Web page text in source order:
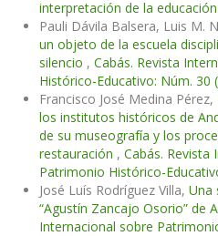
interpretación de la
Pauli Dávila Balsera, Luis M.
un objeto de la escuela
silencio , Cabás. Revista
Histórico-Educativo: Núm. 30
Francisco José Medina Pérez,
los institutos históricos de
de su museografía y los
restauración , Cabás. Revista
Patrimonio Histórico-
José Luís Rodríguez Villa, Una
“Agustín Zancajo Osorio” de
Internacional sobre